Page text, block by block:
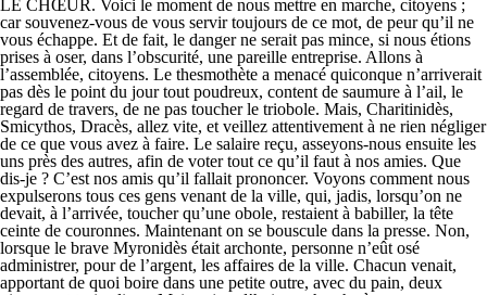
LE CHŒUR. Voici le moment de nous mettre en marche, citoyens ;
car souvenez-vous de vous servir toujours de ce mot, de peur qu’il ne
vous échappe. Et de fait, le danger ne serait pas mince, si nous étions
prises à oser, dans l’obscurité, une pareille entreprise. Allons à
l’assemblée, citoyens. Le thesmothète a menacé quiconque n’arriverait
pas dès le point du jour tout poudreux, content de saumure à l’ail, le
regard de travers, de ne pas toucher le triobole. Mais, Charitinidès,
Smicythos, Dracès, allez vite, et veillez attentivement à ne rien négliger
de ce que vous avez à faire. Le salaire reçu, asseyons-nous ensuite les
uns près des autres, afin de voter tout ce qu’il faut à nos amies. Que
dis-je ? C’est nos amis qu’il fallait prononcer. Voyons comment nous
expulserons tous ces gens venant de la ville, qui, jadis, lorsqu’on ne
devait, à l’arrivée, toucher qu’une obole, restaient à babiller, la tête
ceinte de couronnes. Maintenant on se bouscule dans la presse. Non,
lorsque le brave Myronidès était archonte, personne n’eût osé
administrer, pour de l’argent, les affaires de la ville. Chacun venait,
apportant de quoi boire dans une petite outre, avec du pain, deux